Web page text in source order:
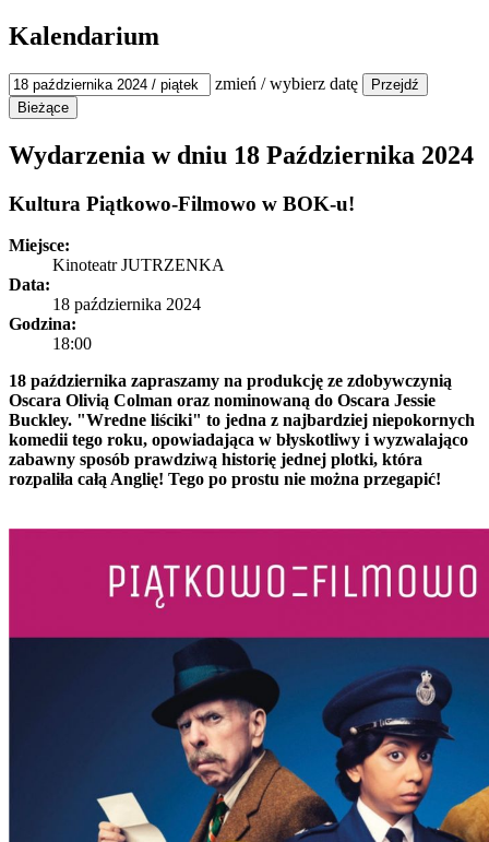
Kalendarium
zmień / wybierz datę
Wydarzenia w dniu 18 Października 2024
Kultura Piątkowo-Filmowo w BOK-u!
Miejsce:
Kinoteatr JUTRZENKA
Data:
18 października 2024
Godzina:
18:00
18 października zapraszamy na produkcję ze zdobywczynią
Oscara Olivią Colman oraz nominowaną do Oscara Jessie
Buckley. "Wredne liściki" to jedna z najbardziej niepokornych
komedii tego roku, opowiadająca w błyskotliwy i wyzwalająco
zabawny sposób prawdziwą historię jednej plotki, która
rozpaliła całą Anglię! Tego po prostu nie można przegapić!